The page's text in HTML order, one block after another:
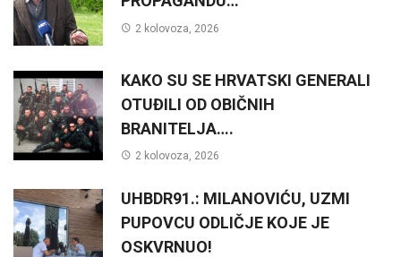
2 kolovoza, 2026
KAKO SU SE HRVATSKI GENERALI
OTUĐILI OD OBIČNIH
BRANITELJA….
2 kolovoza, 2026
UHBDR91.: MILANOVIĆU, UZMI
PUPOVCU ODLIČJE KOJE JE
OSKVRNUO!